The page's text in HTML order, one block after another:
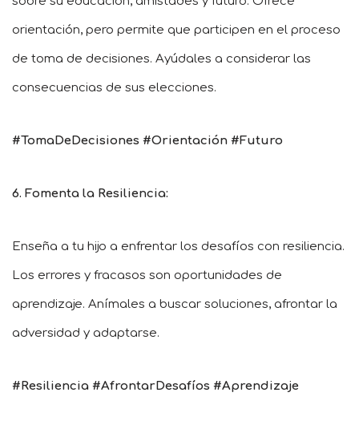
orientación, pero permite que participen en el proceso
de toma de decisiones. Ayúdales a considerar las
consecuencias de sus elecciones.
#TomaDeDecisiones #Orientación #Futuro
6. Fomenta la Resiliencia:
Enseña a tu hijo a enfrentar los desafíos con resiliencia.
Los errores y fracasos son oportunidades de
aprendizaje. Anímales a buscar soluciones, afrontar la
adversidad y adaptarse.
#Resiliencia #AfrontarDesafíos #Aprendizaje